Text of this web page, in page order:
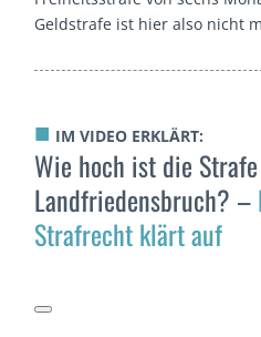
Geldstrafe ist hier also nicht
■ IM VIDEO ERKLÄRT:
Wie hoch ist die
Landfriedensbruch? –
Strafrecht klärt auf